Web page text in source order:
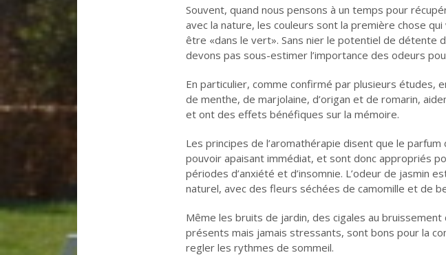
Souvent, quand nous pensons à un temps pour
avec la nature, les couleurs sont la première chose qui
être «dans le vert». Sans nier le potentiel de détente
devons pas sous-estimer l’importance des odeurs
En particulier, comme confirmé par plusieurs études,
de menthe, de marjolaine, d’origan et de romarin,
et ont des effets bénéfiques sur la mémoire.
Les principes de l’aromathérapie disent que le
pouvoir apaisant immédiat, et sont donc appropriés
périodes d’anxiété et d’insomnie. L’odeur de jasmin
naturel, avec des fleurs séchées de camomille et de
Même les bruits de jardin, des cigales au
présents mais jamais stressants, sont bons pour la
regler les rythmes de sommeil.